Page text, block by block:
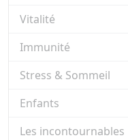
Vitalité
Immunité
Stress & Sommeil
Enfants
Les incontournables